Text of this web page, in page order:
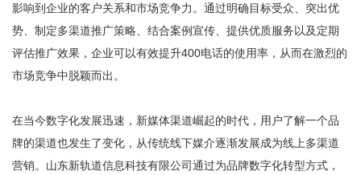
影响到企业的客户关系和市场竞争力。通过明确目标受众、突出优
势、制定多渠道推广策略、结合案例宣传、提供优质服务以及定期
评估推广效果，企业可以有效提升400电话的使用率，从而在激烈的
市场竞争中脱颖而出。
在当今数字化发展迅速，新媒体渠道崛起的时代，用户了解一个品
牌的渠道也发生了变化，从传统线下媒介逐渐发展成为线上多渠道
营销。 山东新轨道信息科技有限公司通过为品牌数字化转型方式，